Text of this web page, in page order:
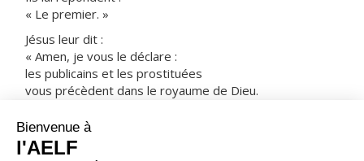
« Le premier. »
Jésus leur dit :
« Amen, je vous le déclare :
les publicains et les prostituées
vous précèdent dans le royaume de Dieu.
la justice,
et vous n’avez pas cru à sa parole ;